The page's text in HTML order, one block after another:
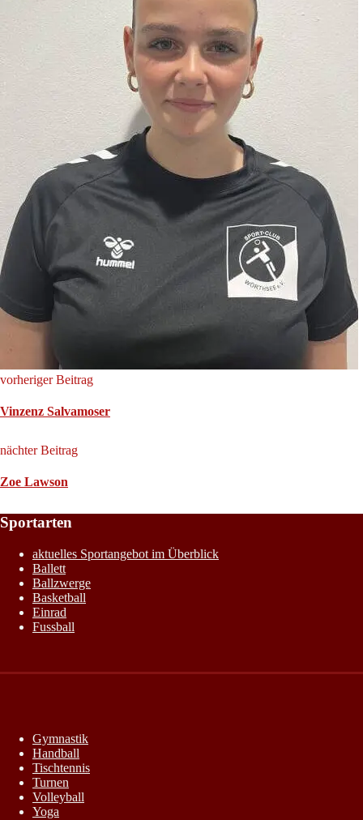
vorheriger Beitrag
Vinzenz Salvamoser
nächter Beitrag
Zoe Lawson
Sportarten
aktuelles Sportangebot im Überblick
Ballett
Ballzwerge
Basketball
Einrad
Fussball
Gymnastik
Handball
Tischtennis
Turnen
Volleyball
Yoga